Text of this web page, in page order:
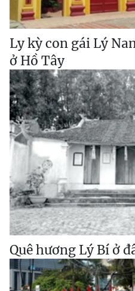
Ly kỳ con gái Lý
ở Hồ Tây
Quê hương Lý Bí ở